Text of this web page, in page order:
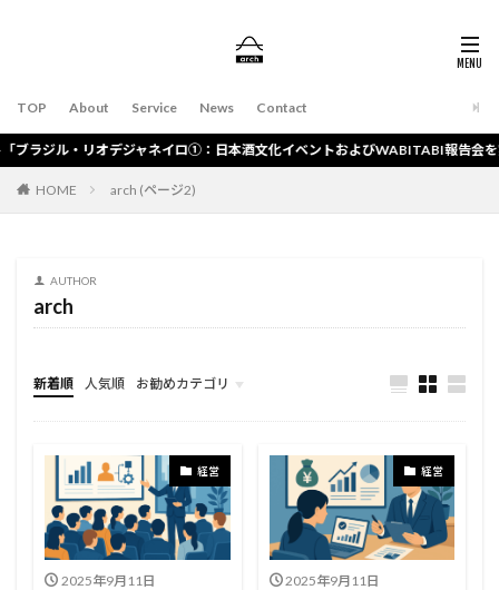
TOP About Service News Contact
ル・リオデジャネイロ①：日本酒文化イベントおよびWABITABI報告会を実施」
HOME arch (ページ2)
AUTHOR
arch
新着順 人気順 お勧めカテゴリ
総合
経営
2025年9月11日
経営
2025年9月11日